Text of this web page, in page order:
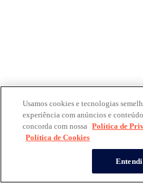
Usamos cookies e tecnologias
experiência com anúncios e
concorda com nossa Política de
Política de Cookies
Entendi